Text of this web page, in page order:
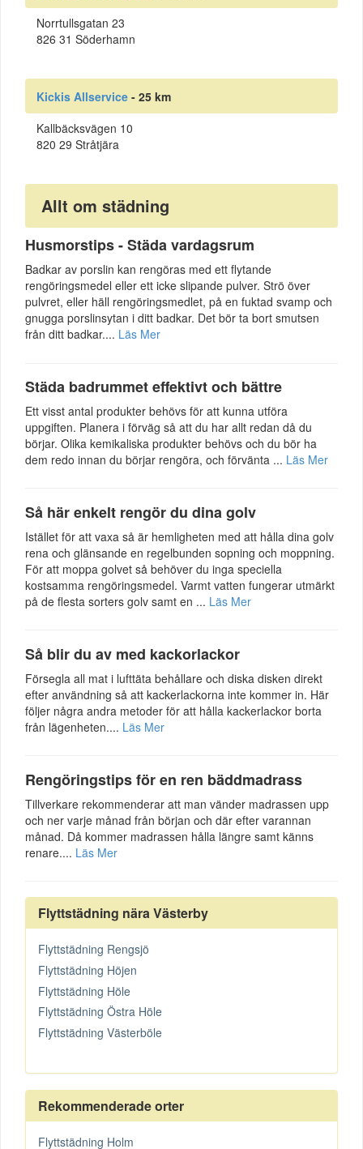
Norrtullsgatan 23
826 31 Söderhamn
Kickis Allservice - 25 km
Kallbäcksvägen 10
820 29 Stråtjära
Allt om städning
Husmorstips - Städa vardagsrum
Badkar av porslin kan rengöras med ett flytande
rengöringsmedel eller ett icke slipande pulver. Strö över
pulvret, eller häll rengöringsmedlet, på en fuktad svamp och
gnugga porslinsytan i ditt badkar. Det bör ta bort smutsen
från ditt badkar.... Läs Mer
Städa badrummet effektivt och bättre
Ett visst antal produkter behövs för att kunna utföra
uppgiften. Planera i förväg så att du har allt redan då du
börjar. Olika kemikaliska produkter behövs och du bör ha
dem redo innan du börjar rengöra, och förvänta ... Läs Mer
Så här enkelt rengör du dina golv
Istället för att vaxa så är hemligheten med att hålla dina golv
rena och glänsande en regelbunden sopning och moppning.
För att moppa golvet så behöver du inga speciella
kostsamma rengöringsmedel. Varmt vatten fungerar utmärkt
på de flesta sorters golv samt en ... Läs Mer
Så blir du av med kackorlackor
Försegla all mat i lufttäta behållare och diska disken direkt
efter användning så att kackerlackorna inte kommer in. Här
följer några andra metoder för att hålla kackerlackor borta
från lägenheten.... Läs Mer
Rengöringstips för en ren bäddmadrass
Tillverkare rekommenderar att man vänder madrassen upp
och ner varje månad från början och där efter varannan
månad. Då kommer madrassen hålla längre samt känns
renare.... Läs Mer
Flyttstädning nära Västerby
Flyttstädning Rengsjö
Flyttstädning Höjen
Flyttstädning Höle
Flyttstädning Östra Höle
Flyttstädning Västerböle
Rekommenderade orter
Flyttstädning Holm